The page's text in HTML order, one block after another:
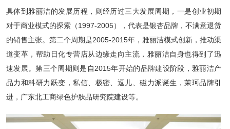
具体到雅丽洁的发展历程，则经历过三大发展周期，一是创业初期
对于商业模式的探索（1997-2005），代表是银杏品牌，不满意退货
的销售主张。第二个周期是2005-2015年，雅丽洁模式创新，推动渠
道变革，帮助日化专营店从边缘走向主流，雅丽洁自身也得到了迅
速发展。第三个周期则是自2015年开始的品牌建设阶段，雅丽洁产
品力和科研力跃变，私信、极密、逗儿、磁力派诞生，茉珂品牌引
进，广东北工商绿色护肤品研究院建设等。